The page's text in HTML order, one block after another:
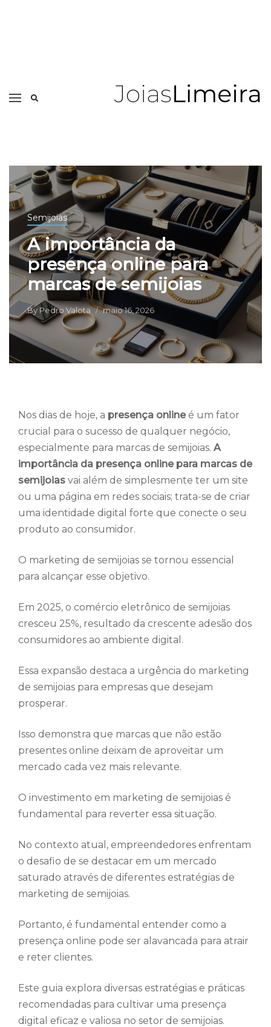
Semijoias
A importância da
presença online para
marcas de semijoias
By Pedro Valota maio 16, 2026
Nos dias de hoje, a presença onlineé um fator
crucial para o sucesso de qualquer negócio,
especialmente para marcas de semijoias. A
importância da presença online para marcas de
semijoias vai além de simplesmente ter um site
ou uma página em redes sociais; trata-se de criar
uma identidade digital forte que conecte o seu
produto ao consumidor.
O marketing de semijoias se tornou essencial
para alcançar esse objetivo.
Em 2025, o comércio eletrônico de semijoias
cresceu 25%, resultado da crescente adesão dos
consumidores ao ambiente digital.
Essa expansão destaca a urgência do marketing
de semijoias para empresas que desejam
prosperar.
Isso demonstra que marcas que não estão
presentes online deixam de aproveitar um
mercado cada vez mais relevante.
O investimento em marketing de semijoias é
fundamental para reverter essa situação.
No contexto atual, empreendedores enfrentam
o desafio de se destacar em um mercado
saturado através de diferentes estratégias de
marketing de semijoias.
Portanto, é fundamental entender como a
presença online pode ser alavancada para atrair
e reter clientes.
Este guia explora diversas estratégias e práticas
recomendadas para cultivar uma presença
digital eficaz e valiosa no setor de semijoias.